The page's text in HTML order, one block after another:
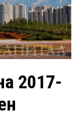
2017-